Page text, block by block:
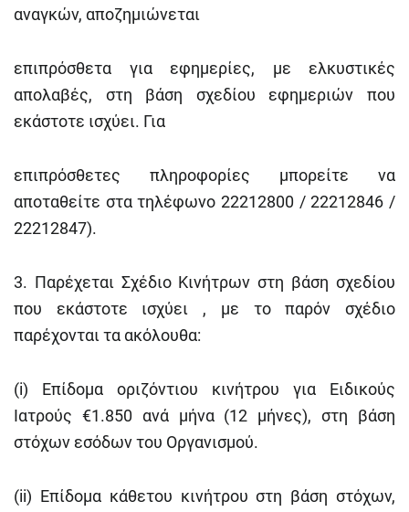
αναγκών, αποζημιώνεται
επιπρόσθετα για εφημερίες, με ελκυστικές
απολαβές, στη βάση σχεδίου εφημεριών που
εκάστοτε ισχύει. Για
επιπρόσθετες πληροφορίες μπορείτε να
αποταθείτε στα τηλέφωνο 22212800 / 22212846 /
22212847).
3. Παρέχεται Σχέδιο Κινήτρων στη βάση σχεδίου
που εκάστοτε ισχύει , με το παρόν σχέδιο
παρέχονται τα ακόλουθα:
(i) Επίδομα οριζόντιου κινήτρου για Ειδικούς
Ιατρούς €1.850 ανά μήνα (12 μήνες), στη βάση
στόχων εσόδων του Οργανισμού.
(ii) Επίδομα κάθετου κινήτρου στη βάση στόχων,